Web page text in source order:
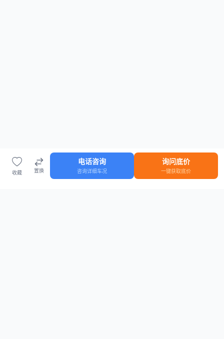
收藏 置换
电话咨询
咨询详细车况
询问底价
一键获取底价
车源 知识 登录